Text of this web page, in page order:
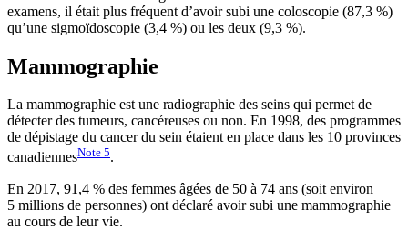
examens, il était plus fréquent d’avoir subi une coloscopie (87,3 %)
qu’une sigmoïdoscopie (3,4 %) ou les deux (9,3 %).
Mammographie
La mammographie est une radiographie des seins qui permet de
détecter des tumeurs, cancéreuses ou non. En 1998, des programmes
de dépistage du cancer du sein étaient en place dans les 10 provinces
canadiennesNote 5.
En 2017, 91,4 % des femmes âgées de 50 à 74 ans (soit environ
5 millions de personnes) ont déclaré avoir subi une mammographie
au cours de leur vie.